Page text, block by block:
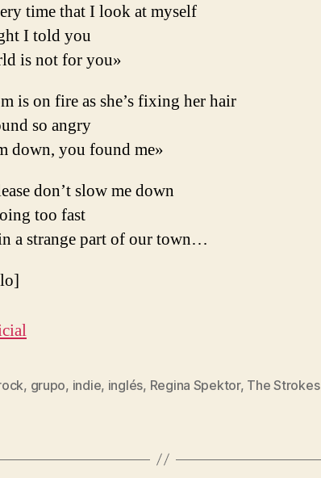
time that I look at myself
I told you
is not for you»
is on fire as she’s fixing her hair
so angry
down, you found me»
don’t slow me down
too fast
a strange part of our town…
, grupo, indie, inglés, Regina Spektor, The Strokes